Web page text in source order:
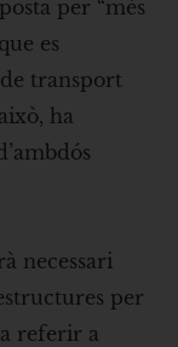
per “més
es
transport
ha
necessari
per
referir a